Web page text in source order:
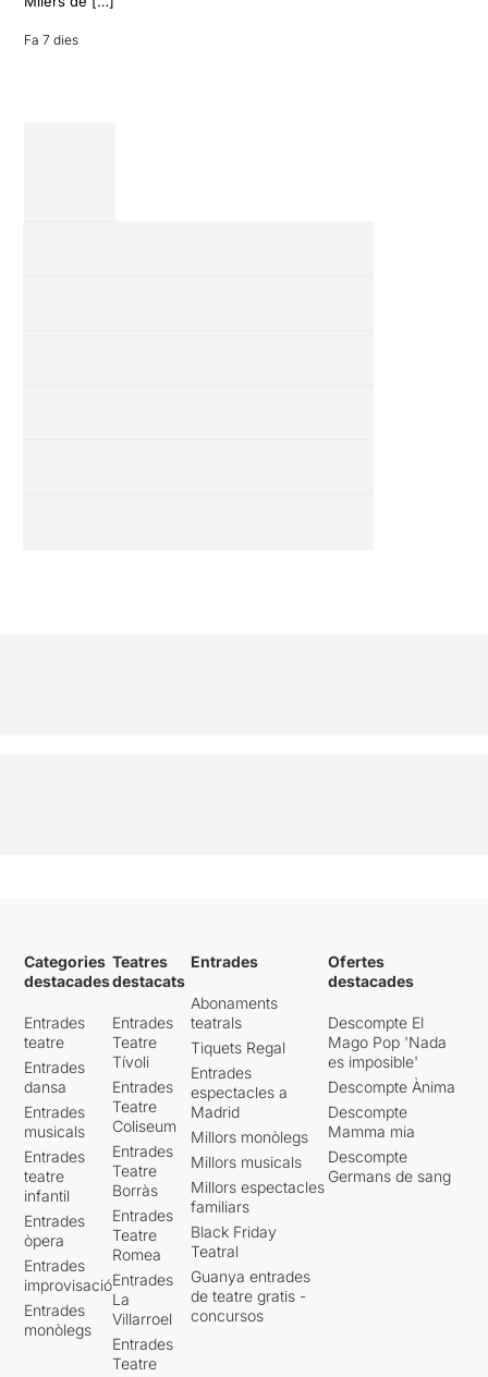
Fa 7 dies
Categories
destacades
Entrades
teatre
Entrades
dansa
Entrades
musicals
Entrades
teatre
infantil
Entrades
òpera
Entrades
improvisació
Entrades
monòlegs
Teatres
destacats
Entrades
Teatre
Tívoli
Entrades
Teatre
Coliseum
Entrades
Teatre
Borràs
Entrades
Teatre
Romea
Entrades
La
Villarroel
Entrades
Teatre
Entrades
Abonaments
teatrals
Tiquets Regal
Entrades
espectacles a
Madrid
Millors monòlegs
Millors musicals
Millors espectacles
familiars
Black Friday
Teatral
Guanya entrades
de teatre gratis -
concursos
Ofertes
destacades
Descompte El
Mago Pop 'Nada
es imposible'
Descompte Ànima
Descompte
Mamma mia
Descompte
Germans de sang